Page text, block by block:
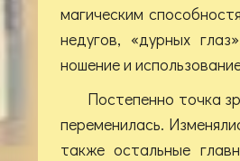
магическим
недугов, «дурных
ношение и
Постепенно точка
переменилась.
также остальные